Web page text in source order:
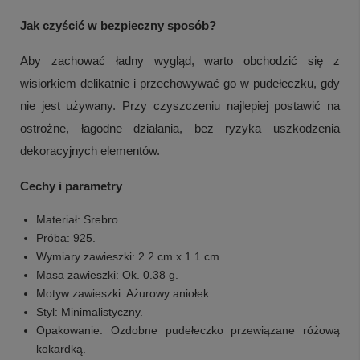
Jak czyścić w bezpieczny sposób?
Aby zachować ładny wygląd, warto obchodzić się z
wisiorkiem delikatnie i przechowywać go w pudełeczku, gdy
nie jest używany. Przy czyszczeniu najlepiej postawić na
ostrożne, łagodne działania, bez ryzyka uszkodzenia
dekoracyjnych elementów.
Cechy i parametry
Materiał: Srebro.
Próba: 925.
Wymiary zawieszki: 2.2 cm x 1.1 cm.
Masa zawieszki: Ok. 0.38 g.
Motyw zawieszki: Ażurowy aniołek.
Styl: Minimalistyczny.
Opakowanie: Ozdobne pudełeczko przewiązane różową
kokardką.